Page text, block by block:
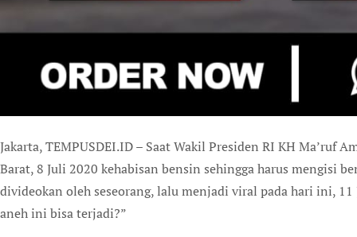
Jakarta, TEMPUSDEI.ID – Saat Wakil Presiden RI KH Ma’ruf Amin melakukan kunjungan kerja ke Sukabumi, Jawa
Barat, 8 Juli 2020 kehabisan bensin sehingga harus mengisi
divideokan oleh seseorang, lalu menjadi viral pada hari ini,
aneh ini bisa terjadi?”